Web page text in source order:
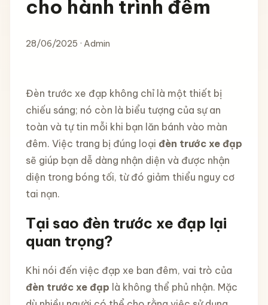
cho hành trình đêm
28/06/2025 · Admin
Đèn trước xe đạp không chỉ là một thiết bị
chiếu sáng; nó còn là biểu tượng của sự an
toàn và tự tin mỗi khi bạn lăn bánh vào màn
đêm. Việc trang bị đúng loại đèn trước xe đạp
sẽ giúp bạn dễ dàng nhận diện và được nhận
diện trong bóng tối, từ đó giảm thiểu nguy cơ
tai nạn.
Tại sao đèn trước xe đạp lại
quan trọng?
Khi nói đến việc đạp xe ban đêm, vai trò của
đèn trước xe đạp là không thể phủ nhận. Mặc